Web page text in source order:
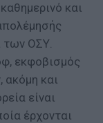
και
των ΟΣΥ.
εκφοβισμός
ακόμη και
είναι
έρχονται